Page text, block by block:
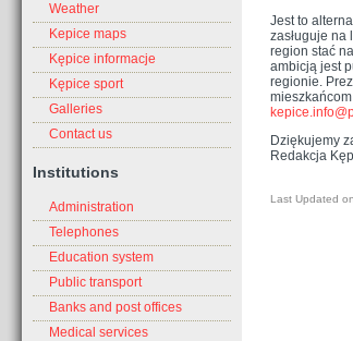
Weather
Kepice maps
Kępice informacje
Kępice sport
Galleries
Contact us
Institutions
Administration
Telephones
Education system
Public transport
Banks and post offices
Medical services
Jest to
zasługuje na
region stać
ambicją jest
regionie.
Dziękujemy
Redakcja
Last Updated